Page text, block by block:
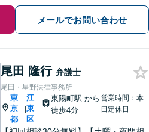
メールでお問い合わせ
尾田 隆行 弁護士
尾田・星野法律事務所
東
京
都
|
江
東
区
東陽町駅 から
徒歩4分
営業時間：本
日定休日